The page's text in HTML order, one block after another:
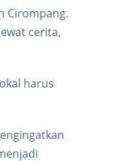
Cirompang.
cerita,
harus